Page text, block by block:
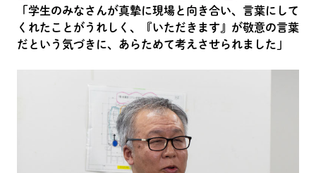
「学生のみなさんが真摯に現場と向き合い、言葉にして
くれたことがうれしく、『いただきます』が敬意の言葉
だという気づきに、あらためて考えさせられました」